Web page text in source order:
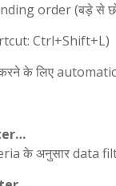
order (बड़े से
Ctrl+Shift+L)
के लिए
के अनुसार data